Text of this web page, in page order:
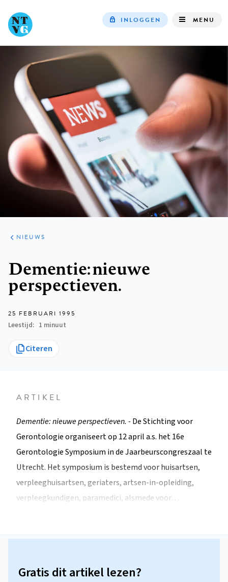
INLOGGEN MENU
ARTIKELEN
HET
KORT
NIEUWS
Dementie: nieuwe
perspectieven.
25 FEBRUARI 1995
Leestijd
1 minuut
Citeren
ARTIKEL
Dementie: nieuwe perspectieven. -De Stichting voor
Gerontologie organiseert op 12 april a.s. het 16e
Gerontologie Symposium in de Jaarbeurscongreszaal te
Utrecht. Het symposium is bestemd voor huisartsen,
verpleeghuisartsen, geriaters, artsen-in-opleiding,
verpleegkundigen, paramedici, alsmede voor…
Gratis dit artikel lezen?